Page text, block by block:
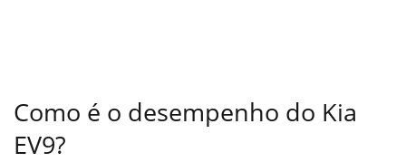
Como é o desempenho do Kia
EV9?